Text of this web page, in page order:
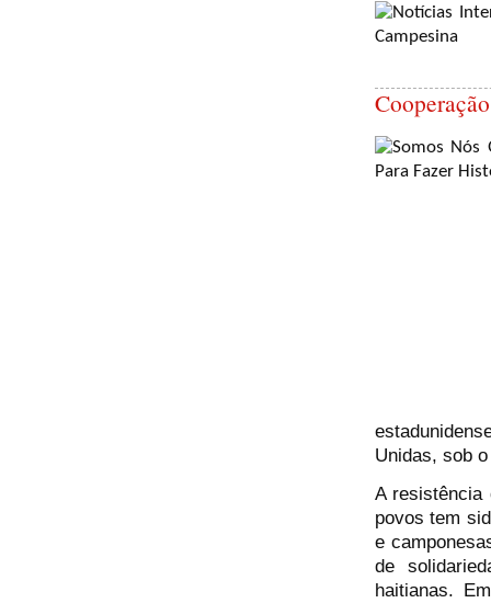
Unidas, sob
A resistência
povos tem
e
de
haitianas.